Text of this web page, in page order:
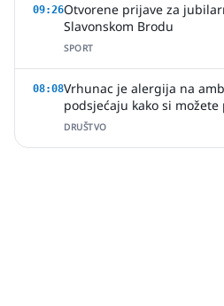
09:26Otvorene prijave za
Slavonskom Brodu
SPORT
08:08Vrhunac je alergija na
podsjećaju kako si možete
DRUŠTVO